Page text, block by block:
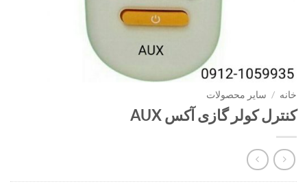
خانه / سایر محصولات
کنترل کولر گازی آکس AUX